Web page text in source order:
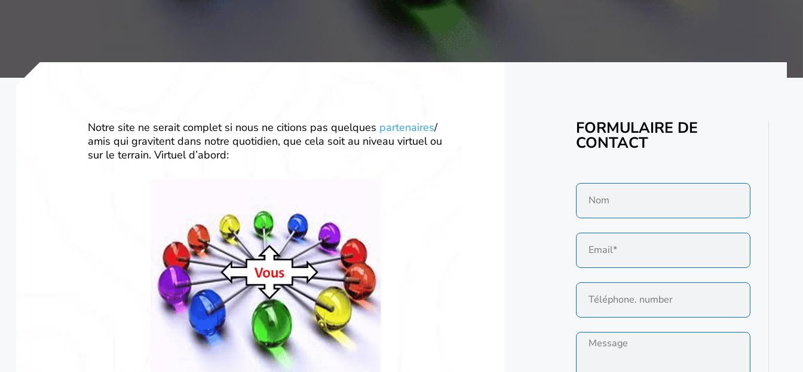
Notre site ne serait complet si nous ne citions pas quelques partenaires/
amis qui gravitent dans notre quotidien, que cela soit au niveau virtuel ou
sur le terrain. Virtuel d’abord:
FORMULAIRE DE
CONTACT